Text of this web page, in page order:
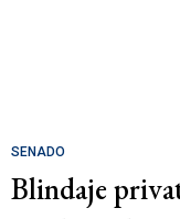
SENADO
Blindaje